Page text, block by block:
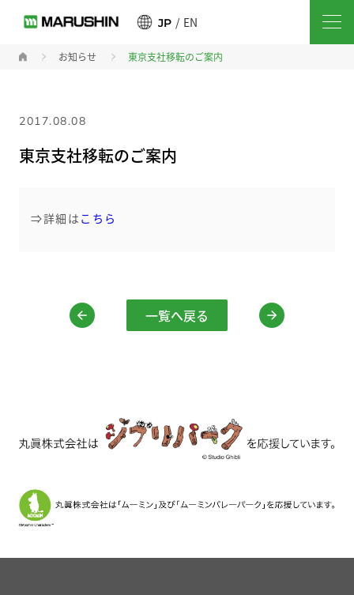
EN
JP
お知らせ 東京支社移転のご案内
2017.08.08
東京支社移転のご案内
⇒詳細は こちら
一覧へ戻る